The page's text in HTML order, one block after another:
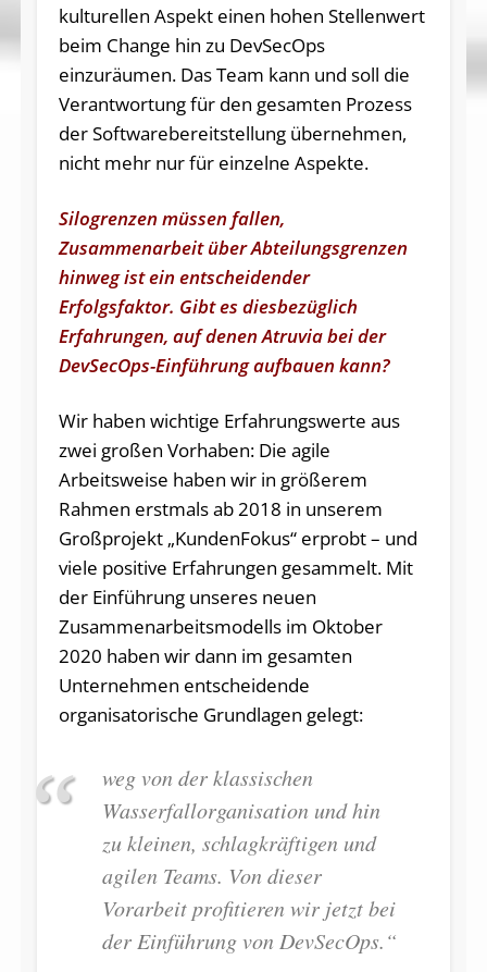
kulturellen Aspekt einen hohen Stellenwert
beim Change hin zu DevSecOps
einzuräumen. Das Team kann und soll die
Verantwortung für den gesamten Prozess
der Softwarebereitstellung übernehmen,
nicht mehr nur für einzelne Aspekte.
Silogrenzen müssen fallen,
Zusammenarbeit über Abteilungsgrenzen
hinweg ist ein entscheidender
Erfolgsfaktor. Gibt es diesbezüglich
Erfahrungen, auf denen Atruvia bei der
DevSecOps-Einführung aufbauen kann?
Wir haben wichtige Erfahrungswerte aus
zwei großen Vorhaben: Die agile
Arbeitsweise haben wir in größerem
Rahmen erstmals ab 2018 in unserem
Großprojekt „KundenFokus“ erprobt – und
viele positive Erfahrungen gesammelt. Mit
der Einführung unseres neuen
Zusammenarbeitsmodells im Oktober
2020 haben wir dann im gesamten
Unternehmen entscheidende
organisatorische Grundlagen gelegt:
weg von der klassischen
Wasserfallorganisation und hin
zu kleinen, schlagkräftigen und
agilen Teams. Von dieser
Vorarbeit profitieren wir jetzt bei
der Einführung von DevSecOps.“